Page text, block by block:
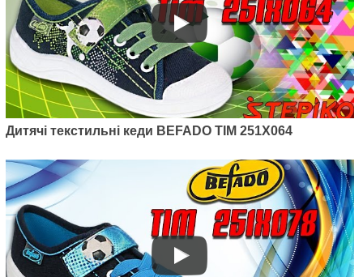
грн.
Дитячі текстильні кеди BEFADO TIM 251X064